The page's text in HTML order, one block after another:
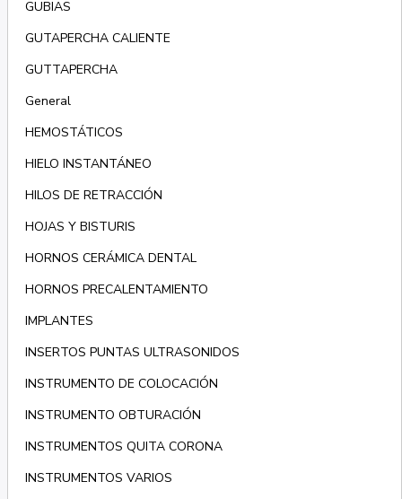
GUBIAS
GUTAPERCHA CALIENTE
GUTTAPERCHA
General
HEMOSTÁTICOS
HIELO INSTANTÁNEO
HILOS DE RETRACCIÓN
HOJAS Y BISTURIS
HORNOS CERÁMICA DENTAL
HORNOS PRECALENTAMIENTO
IMPLANTES
INSERTOS PUNTAS ULTRASONIDOS
INSTRUMENTO DE COLOCACIÓN
INSTRUMENTO OBTURACIÓN
INSTRUMENTOS QUITA CORONA
INSTRUMENTOS VARIOS